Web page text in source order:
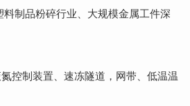
制品粉碎行业、大规模金属工件深
控制装置、速冻隧道，网带、低温温